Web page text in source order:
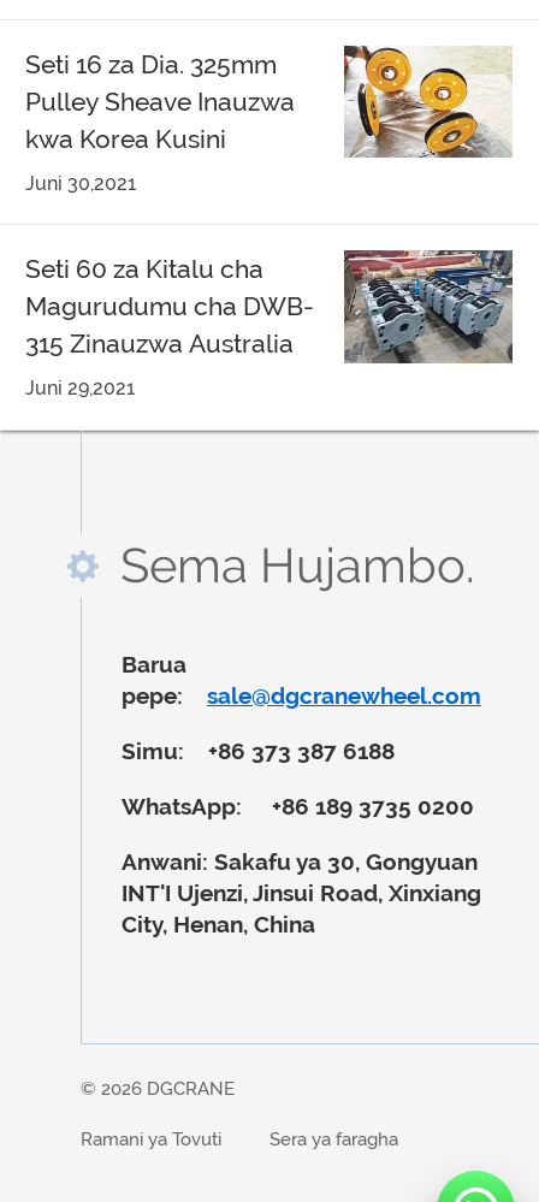
Seti 16 za Dia. 325mm
Pulley Sheave Inauzwa
kwa Korea Kusini
Juni 30,2021
Seti 60 za Kitalu cha
Magurudumu cha DWB-
315 Zinauzwa Australia
Juni 29,2021
Sema Hujambo.
Barua
pepe:
sale@dgcranewheel.com
Simu: +86 373 387 6188
WhatsApp: +86 189 3735 0200
Anwani: Sakafu ya 30, Gongyuan
INT'I Ujenzi, Jinsui Road, Xinxiang
City, Henan, China
© 2026 DGCRANE
Ramani ya Tovuti Sera ya faragha